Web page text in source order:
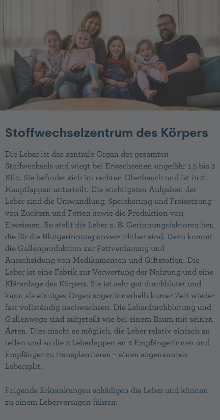
Stoffwechselzentrum des Körpers
Die Leber ist das zentrale Organ des gesamten
Stoffwechsels und wiegt bei Erwachsenen ungefähr 1.5 bis 2
Kilo. Sie befindet sich im rechten Oberbauch und ist in 2
Hauptlappen unterteilt. Die wichtigsten Aufgaben der
Leber sind die Umwandlung, Speicherung und Freisetzung
von Zuckern und Fetten sowie die Produktion von
Eiweissen. So stellt die Leber z. B. Gerinnungsfaktoren her,
die für die Blutgerinnung unverzichtbar sind. Dazu kommt
die Gallenproduktion zur Fettverdauung und
Ausscheidung von Medikamenten und Giftstoffen. Die
Leber ist eine Fabrik zur Verwertung der Nahrung und eine
Kläranlage des Körpers. Sie ist sehr gut durchblutet und
kann als einziges Organ sogar innerhalb kurzer Zeit wieder
fast vollständig nachwachsen. Die Leberdurchblutung und
Gallenwege sind aufgeteilt wie bei einem Baum mit seinen
Ästen. Dies macht es möglich, die Leber relativ einfach zu
teilen und so die 2 Leberlappen an 2 Empfängerinnen und
Empfänger zu transplantieren – einen soge­nannten
Lebersplit.
Folgende Erkrankungen schädigen die Leber und können
zu einem Leberversagen führen: